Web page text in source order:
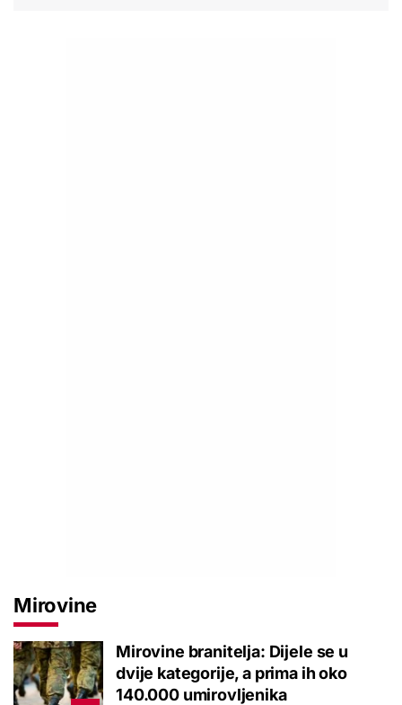
Mirovine
Mirovine branitelja: Dijele se u
dvije kategorije, a prima ih oko
140.000 umirovljenika